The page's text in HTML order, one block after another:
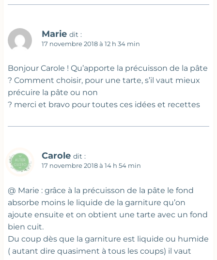
Marie dit :
17 novembre 2018 à 12 h 34 min
Bonjour Carole ! Qu’apporte la précuisson de la pâte
? Comment choisir, pour une tarte, s’il vaut mieux
précuire la pâte ou non
? merci et bravo pour toutes ces idées et recettes
Carole dit :
17 novembre 2018 à 14 h 54 min
@ Marie : grâce à la précuisson de la pâte le fond
absorbe moins le liquide de la garniture qu’on
ajoute ensuite et on obtient une tarte avec un fond
bien cuit.
Du coup dès que la garniture est liquide ou humide
( autant dire quasiment à tous les coups) il vaut